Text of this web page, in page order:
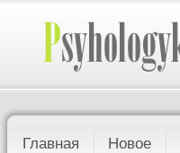
Главная Новое